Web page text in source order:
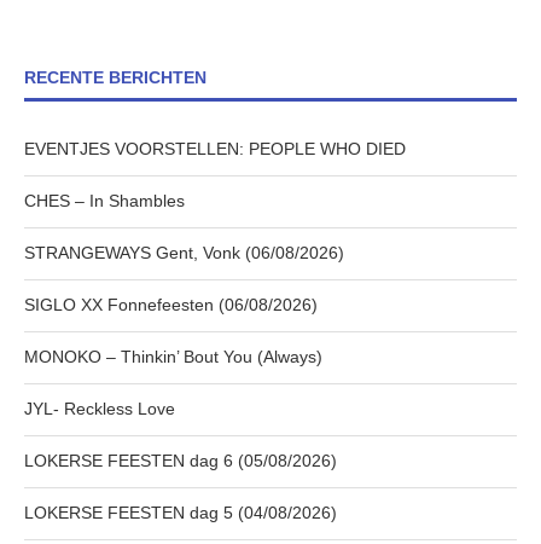
RECENTE BERICHTEN
EVENTJES VOORSTELLEN: PEOPLE WHO DIED
CHES – In Shambles
STRANGEWAYS Gent, Vonk (06/08/2026)
SIGLO XX Fonnefeesten (06/08/2026)
MONOKO – Thinkin’ Bout You (Always)
JYL- Reckless Love
LOKERSE FEESTEN dag 6 (05/08/2026)
LOKERSE FEESTEN dag 5 (04/08/2026)